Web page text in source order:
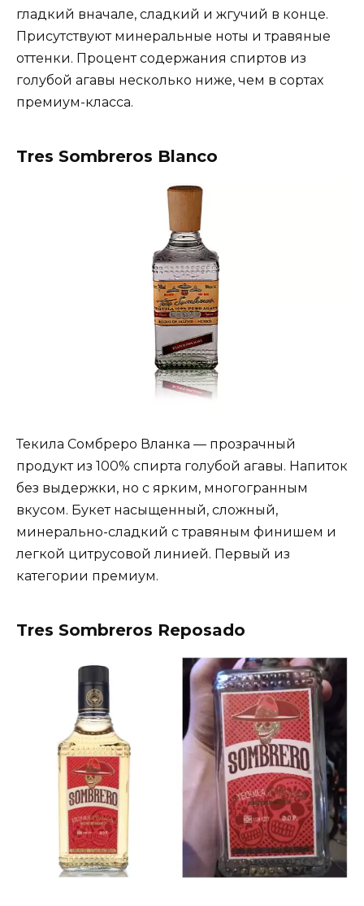
гладкий вначале, сладкий и жгучий в конце.
Присутствуют минеральные ноты и травяные
оттенки. Процент содержания спиртов из
голубой агавы несколько ниже, чем в сортах
премиум-класса.
Tres Sombreros Blanco
Текила Сомбреро Вланка — прозрачный
продукт из 100% спирта голубой агавы. Напиток
без выдержки, но с ярким, многогранным
вкусом. Букет насыщенный, сложный,
минерально-сладкий с травяным финишем и
легкой цитрусовой линией. Первый из
категории премиум.
Tres Sombreros Reposado